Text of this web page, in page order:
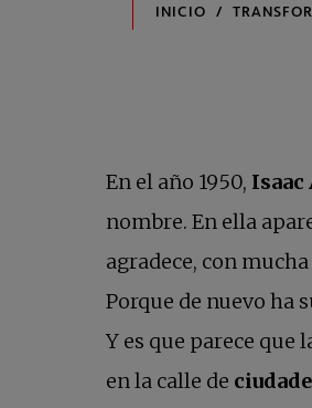
En el año 1950, Isaac
nombre. En ella
agradece, con
Porque de nuevo ha
Y es que parece que
en la calle de